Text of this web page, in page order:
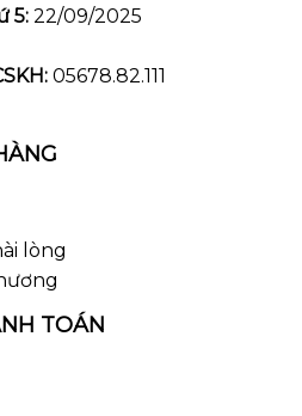
5:22/09/2025
05678.82.111
lòng
TOÁN